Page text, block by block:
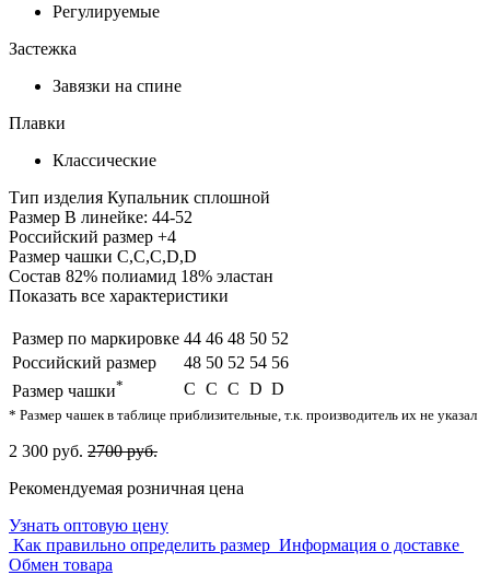
Регулируемые
Застежка
Завязки на спине
Плавки
Классические
Тип изделия Купальник сплошной
Размер В линейке: 44-52
Российский размер +4
Размер чашки C,С,C,D,D
Состав 82% полиамид 18% эластан
Показать все характеристики
Размер по маркировке 44 46 48 50 52
Российский размер
48 50 52 54 56
Размер чашки* C С C D D
* Размер чашек в таблице приблизительные, т.к. производитель их не указал
2 300 руб. 2700 руб.
Рекомендуемая розничная цена
Узнать оптовую цену
Как правильно определить размер Информация о доставке
Обмен товара